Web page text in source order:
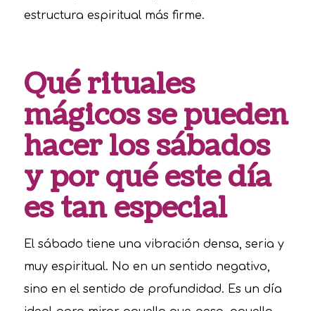
estructura espiritual más firme.
Qué rituales
mágicos se pueden
hacer los sábados
y por qué este día
es tan especial
El sábado tiene una vibración densa, seria y
muy espiritual. No en un sentido negativo,
sino en el sentido de profundidad. Es un día